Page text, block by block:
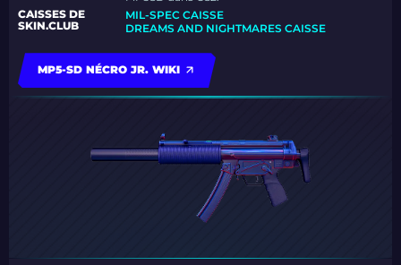
CAISSES DE
SKIN.CLUB
MIL-SPEC CAISSE
DREAMS AND NIGHTMARES CAISSE
MP5-SD NÉCRO JR. WIKI